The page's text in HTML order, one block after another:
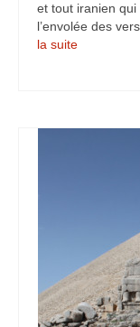
et tout iranien
l’envolée des
la suite­­